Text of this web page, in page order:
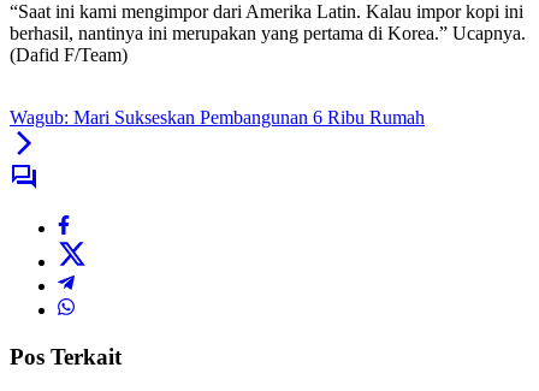
“Saat ini kami mengimpor dari Amerika Latin. Kalau impor kopi ini
berhasil, nantinya ini merupakan yang pertama di Korea.” Ucapnya.
(Dafid F/Team)
Wagub: Mari Sukseskan Pembangunan 6 Ribu Rumah
Pos Terkait